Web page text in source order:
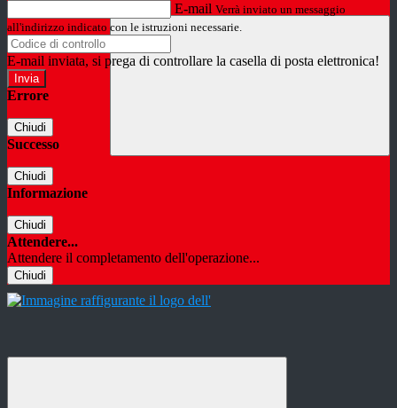
E-mail Verrà inviato un messaggio
all'indirizzo indicato con le istruzioni necessarie.
E-mail inviata, si prega di controllare la casella di posta elettronica!
Errore
Chiudi
Successo
Chiudi
Informazione
Chiudi
Attendere...
Attendere il completamento dell'operazione...
Chiudi